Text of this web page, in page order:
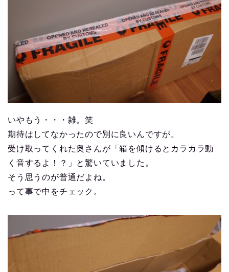
いやもう・・・雑。笑
期待はしてなかったので別に良いんですが。
受け取ってくれた奥さんが「箱を傾けるとカラカラ動
く音するよ！？」と驚いていました。
そう思うのが普通だよね。
って事で中をチェック。